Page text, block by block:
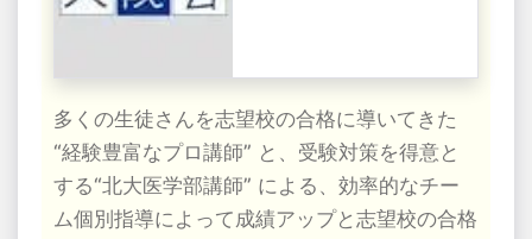
多くの生徒さんを志望校の合格に導いてきた
“経験豊富なプロ講師” と、受験対策を得意と
する“北大医学部講師” による、効率的なチー
ム個別指導によって成績アップと志望校の合格